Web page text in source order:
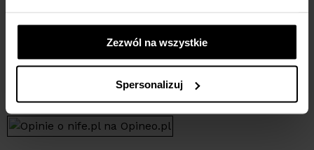
Zezwól na wszystkie
Spersonalizuj
42-229 Częstochowa
Pracujemy od pn-pt:
w godzinach 8:00-15:30